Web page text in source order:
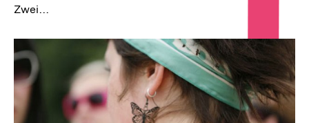
Zwei…